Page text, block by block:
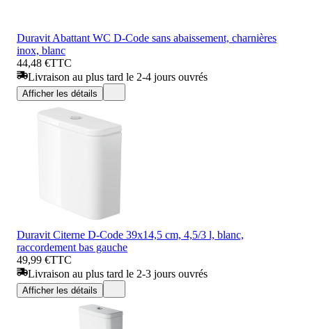
Duravit Abattant WC D-Code sans abaissement, charnières
inox, blanc
44,48 €TTC
Livraison au plus tard le 2-4 jours ouvrés
Afficher les détails
Duravit Citerne D-Code 39x14,5 cm, 4,5/3 l, blanc,
raccordement bas gauche
49,99 €TTC
Livraison au plus tard le 2-3 jours ouvrés
Afficher les détails